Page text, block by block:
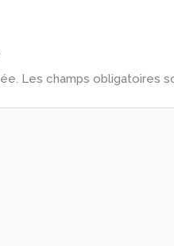
Les champs obligatoires